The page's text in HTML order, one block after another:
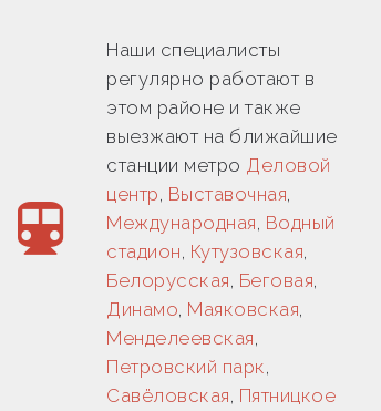
Наши специалисты
регулярно работают в
этом районе и также
выезжают на ближайшие
станции метро Деловой
центр, Выставочная,
Международная, Водный
стадион, Кутузовская,
Белорусская, Беговая,
Динамо, Маяковская,
Менделеевская,
Петровский парк,
Савёловская, Пятницкое